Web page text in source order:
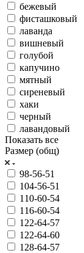
бежевый
фисташковый
лаванда
вишневый
голубой
капучино
мятный
сиреневый
хаки
черный
лавандовый
Показать все
Размер (общ)
98-56-51
104-56-51
110-60-54
116-60-54
122-64-57
122-64-60
128-64-57